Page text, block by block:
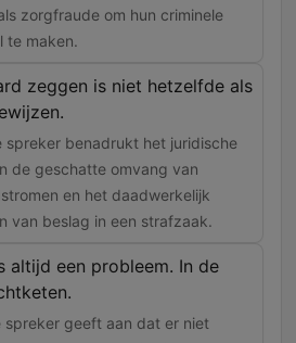
zorgfraude om hun criminele
te maken.
zeggen is niet hetzelfde als
spreker benadrukt het juridische
de geschatte omvang van
en het daadwerkelijk
van beslag in een strafzaak.
altijd een probleem. In de
spreker geeft aan dat er niet